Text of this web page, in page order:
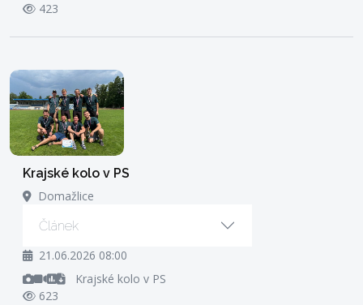
423
Krajské kolo v PS
Domažlice
Článek
21.06.2026 08:00
Krajské kolo v PS
623